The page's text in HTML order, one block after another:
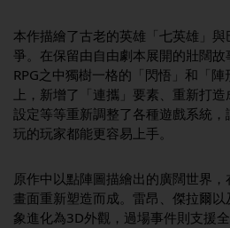
本作描繪了古老的英雄「七英雄」
爭。在保留由自由劇本展開的壯闊
RPG之中獨樹一格的「閃悟」和「
上，新增了「連攜」要素、重新打
設定等等重新調整了各種遊戲系統
玩的玩家都能更容易上手。
原作中以點陣圖描繪出的廣闊世界
畫面重新塑造而成。雷昂、傑拉爾
象進化為3D外觀，過場事件則支援全